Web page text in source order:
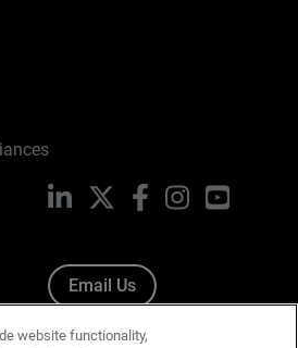
LinkedIn FacebookInstagramYouTube
Email Us
website functionality,